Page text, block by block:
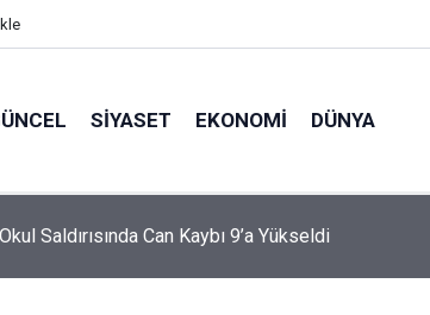
SIYASET EKONOMI DÜNYA
Saldırısında Can Kaybı 9’a Yükseldi